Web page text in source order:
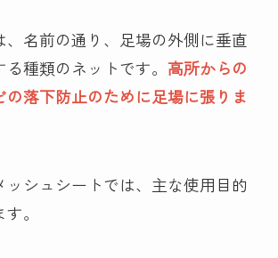
、名前の通り、足場の外側に垂直
種類のネットです。 高所からの
の落下防止のために足場に張りま
ッシュシートでは、主な使用目的
。